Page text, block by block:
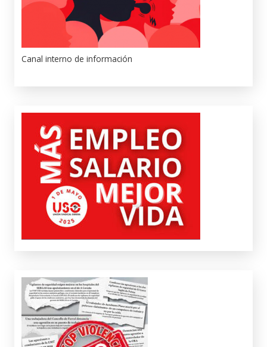
Canal interno de información